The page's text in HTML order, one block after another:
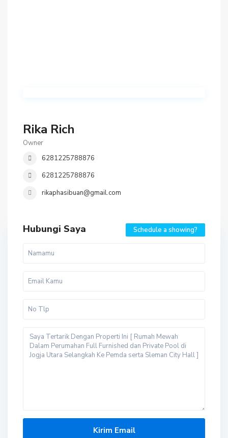
Rika Rich
Owner
6281225788876
6281225788876
rikaphasibuan@gmail.com
Hubungi Saya Schedule a showing?